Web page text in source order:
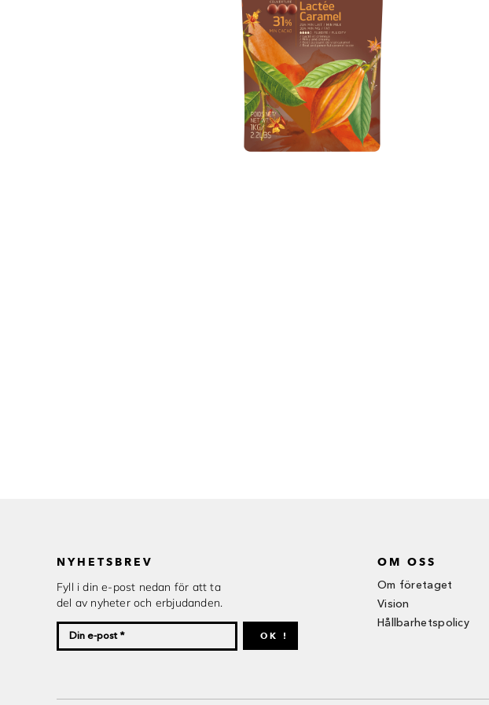
NYHETSBREV
Fyll i din e-post nedan för att ta
del av nyheter och erbjudanden.
OK !
OM OSS
Om företaget
Vision
Hållbarhetspolicy